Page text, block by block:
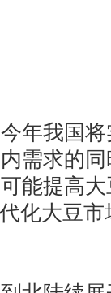
我国将
需求的
能提高
化大豆